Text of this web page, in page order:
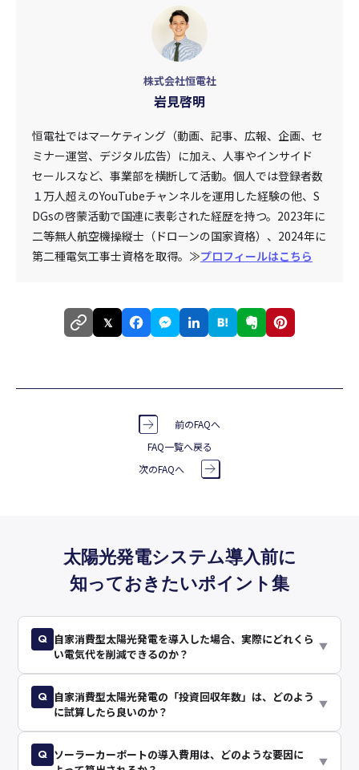
株式会社恒電社
岩見啓明
恒電社ではマーケティング（動画、記事、広報、企画、セ
ミナー運営、デジタル広告）に加え、人事やインサイド
セールスなど、事業部を横断して活動。個人では登録者数
１万人超えのYouTubeチャンネルを運用した経験の他、S
DGsの啓蒙活動で国連に表彰された経歴を持つ。2023年に
二等無人航空機操縦士（ドローンの国家資格）、2024年に
第二種電気工事士資格を取得。≫プロフィールはこちら
𝕏
前のFAQへ
FAQ一覧へ戻る
次のFAQへ
太陽光発電システム導入前に
知っておきたいポイント集
Q 自家消費型太陽光発電を導入した場合、実際にどれくら
い電気代を削減できるのか？
▼
Q 自家消費型太陽光発電の「投資回収年数」は、どのよう
に試算したら良いのか？
▼
Q ソーラーカーポートの導入費用は、どのような要因に
▼